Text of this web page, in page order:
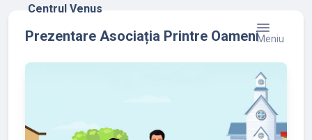
Centrul Venus
Meniu
Prezentare Asociația Printre Oameni